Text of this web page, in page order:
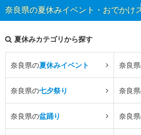
奈良県の夏休みイベント・おでかけ
夏休みカテゴリから探す
奈良県の夏休みイベント 奈良
奈良県の七夕祭り 奈良
奈良県の盆踊り 奈良